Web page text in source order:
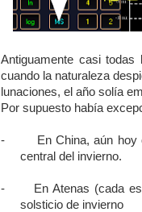
Antiguamente casi
cuando la naturaleza
lunaciones, el año solía
Por supuesto había
- En China, aún
central del invierno.
-
En Atenas (cada
solsticio de invierno